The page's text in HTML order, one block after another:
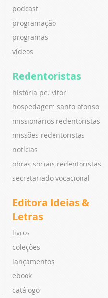
podcast
programação
programas
vídeos
Redentoristas
história pe. vitor
hospedagem santo afonso
missionários redentoristas
missões redentoristas
notícias
obras sociais redentoristas
secretariado vocacional
Editora Ideias &
Letras
livros
coleções
lançamentos
ebook
catálogo